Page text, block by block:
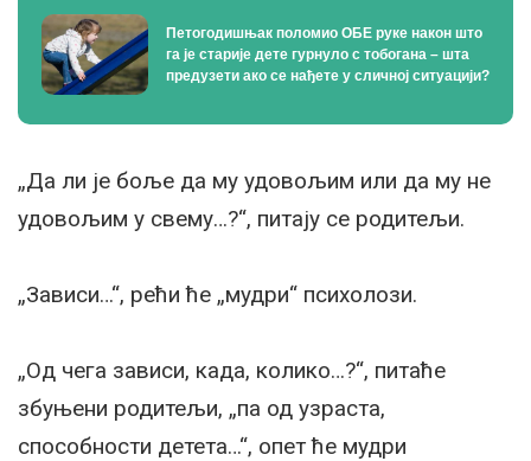
Петогодишњак поломио ОБЕ руке након што
га је старије дете гурнуло с тобогана – шта
предузети ако се нађете у сличној ситуацији?
„Да ли је боље да му удовољим или да му не
удовољим у свему…?“, питају се родитељи.
„Зависи…“, рећи ће „мудри“ психолози.
„Од чега зависи, када, колико…?“, питаће
збуњени родитељи, „па од узраста,
способности детета…“, опет ће мудри